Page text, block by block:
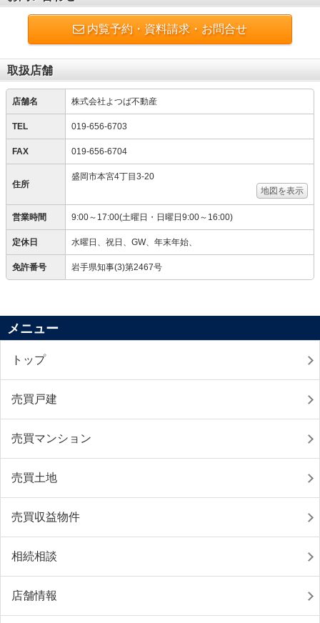
内覧予約・資料請求・お問合せ
取扱店舗
店舗名 株式会社よつば不動産
TEL 019-656-6703
FAX 019-656-6704
住所
盛岡市本宮4丁目3-20
地図を表示
営業時間 9:00～17:00(土曜日・日曜日9:00～16:00)
定休日 水曜日、祝日、GW、年末年始、
免許番号 岩手県知事(3)第2467号
メニュー
トップ
売買戸建
売買マンション
売買土地
売買収益物件
相続相談
店舗情報